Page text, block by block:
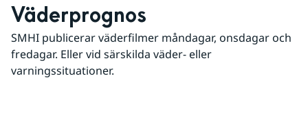
Väderprognos
SMHI publicerar väderfilmer måndagar, onsdagar och
fredagar. Eller vid särskilda väder- eller
varningssituationer.